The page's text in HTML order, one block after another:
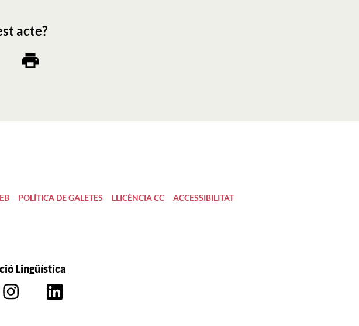
acte?
POLÍTICA DE GALETES LLICÈNCIA CC ACCESSIBILITAT
Lingüística